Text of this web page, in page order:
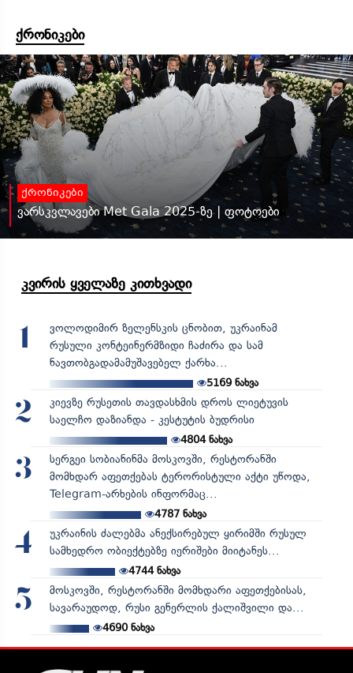
ქრონიკები
ქრონიკები
ვარსკვლავები Met Gala 2025-ზე | ფოტოები
კვირის ყველაზე კითხვადი
1
ვოლოდიმირ ზელენსკის ცნობით, უკრაინამ
რუსული კონტეინერმზიდი ჩაძირა და სამ
ნავთობგადამამუშავებელ ქარხა...
5169 ნახვა
2
კიევზე რუსეთის თავდასხმის დროს ლიეტუვის
საელჩო დაზიანდა - კესტუტის ბუდრისი
4804ნახვა
3
სერგეი სობიანინმა მოსკოვში, რესტორანში
მომხდარ აფეთქებას ტერორისტული აქტი უწოდა,
Telegram-არხების ინფორმაც...
4787ნახვა
4
უკრაინის ძალებმა ანექსირებულ ყირიმში რუსულ
სამხედრო ობიექტებზე იერიშები მიიტანეს...
4744ნახვა
5
მოსკოვში, რესტორანში მომხდარი აფეთქებისას,
სავარაუდოდ, რუსი გენერლის ქალიშვილი და...
4690ნახვა